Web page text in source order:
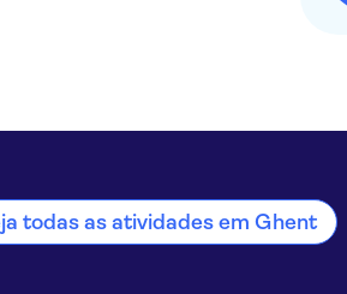
todas as atividades em Ghent